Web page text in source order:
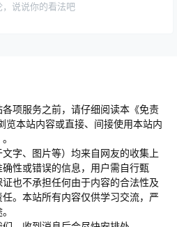
，说说你的看法吧
项服务之前，请仔细阅读本《免责
览本站内容或直接、间接使用本站内
字、图片等）均来自网友的收集上
性或错误的信息，用户需自行甄
也不承担任何由于内容的合法性及
。本站所有内容仅供学习交流，严